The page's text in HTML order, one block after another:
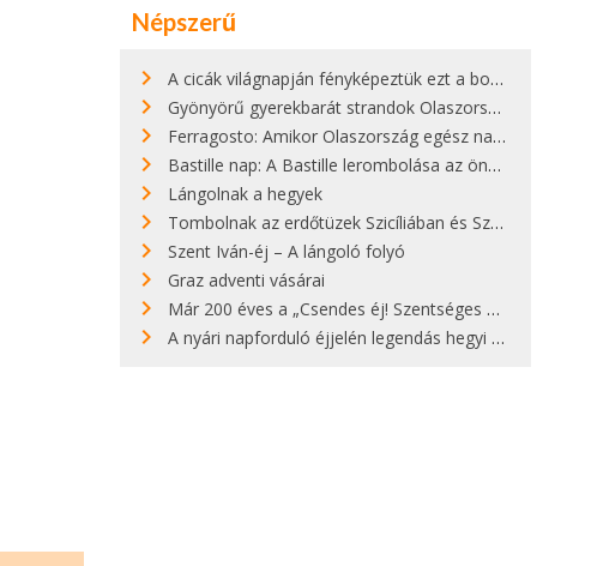
Népszerű
A cicák világnapján fényképeztük ezt a bokor alatt hűsölő cicát Kisorosziban
Gyönyörű gyerekbarát strandok Olaszországban - megmutatjuk a 15 legjobbat
Ferragosto: Amikor Olaszország egész nap nyaral
Bastille nap: A Bastille lerombolása az önkényuralom végét jelentette
Lángolnak a hegyek
Tombolnak az erdőtüzek Szicíliában és Szardínián
Szent Iván-éj – A lángoló folyó
Graz adventi vásárai
Már 200 éves a „Csendes éj! Szentséges éj!”
A nyári napforduló éjjelén legendás hegyi tüzek világítják meg Zugspitzét